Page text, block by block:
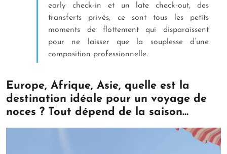
early check-in et un late check-out, des
transferts privés, ce sont tous les petits
moments de flottement qui disparaissent
pour ne laisser que la souplesse d’une
composition professionnelle.
Europe, Afrique, Asie, quelle est la
destination idéale pour un voyage de
noces ? Tout dépend de la saison…